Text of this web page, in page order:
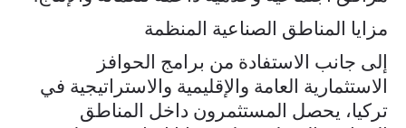
مزايا المناطق الصناعية المنظمة
إلى جانب الاستفادة من برامج الحوافز
الاستثمارية العامة والإقليمية والاستراتيجية في
تركيا، يحصل المستثمرون داخل المناطق